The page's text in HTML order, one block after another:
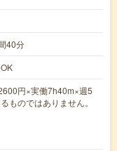
40分
円×実働7h40m×週5
ものではありません。